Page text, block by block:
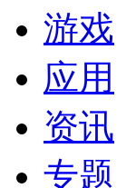
游戏
应用
资讯
专题